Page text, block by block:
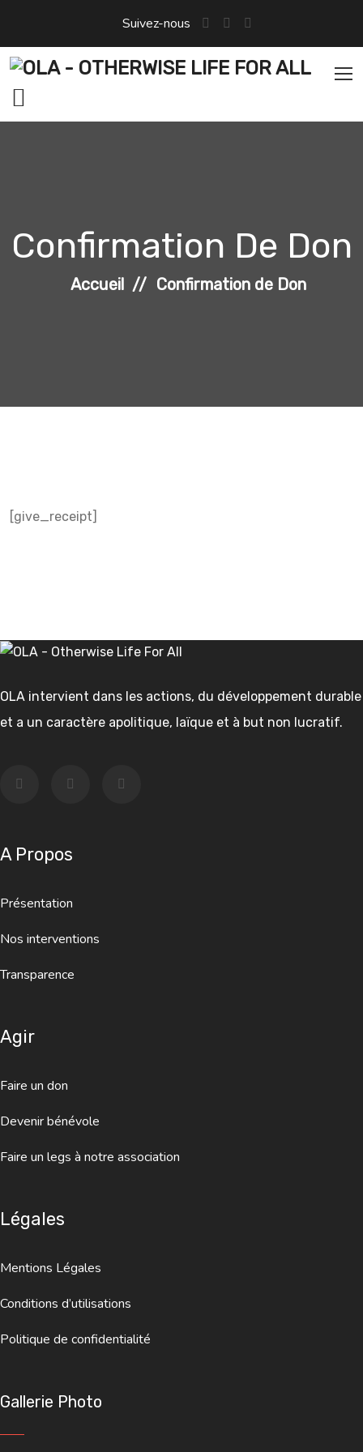
contenu
Suivez-nous
Confirmation De Don
Accueil Confirmation de Don
[give_receipt]
OLA intervient dans les actions, du développement durable
et a un caractère apolitique, laïque et à but non lucratif.
A Propos
Présentation
Nos interventions
Transparence
Agir
Faire un don
Devenir bénévole
Faire un legs à notre association
Légales
Mentions Légales
Conditions d’utilisations
Politique de confidentialité
Gallerie Photo